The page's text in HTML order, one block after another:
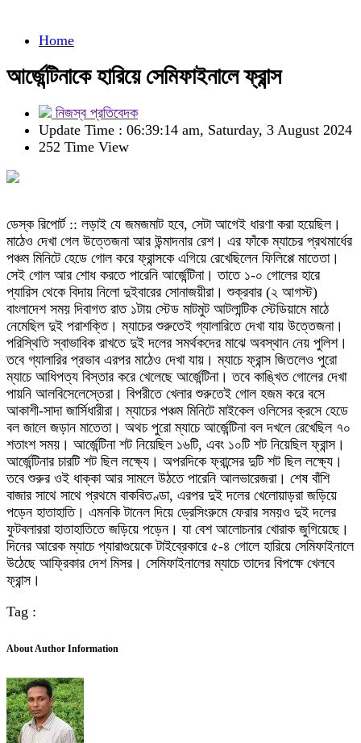
Home
আর্জেন্টিনাকে হারিয়ে সেমিফাইনালে ফ্রান্স
নিজস্ব প্রতিবেদক
Update Time : 06:39:14 am, Saturday, 3 August 2024
252 Time View
ডেস্ক রিপোর্ট :: লড়াই যে জমজমাট হবে, সেটা আগেই ধারণা করা হয়েছিল।
মাঠেও দেখা গেল উত্তেজনা আর উন্মাদনার রেশ। এর ফাঁকে ম্যাচের প্রথমার্ধের
পঞ্চম মিনিটে হেডে গোল করে ফ্রান্সকে এগিয়ে রেখেছিলেন ফিলিপ্পে মাতেতা।
সেই গোল আর শোধ করতে পারেনি আর্জেন্টিনা। তাতে ১-০ গোলের হারে
প্যারিস থেকে বিদায় নিলো দুইবারের সোনাজয়ীরা। শুক্রবার (২ আগস্ট)
বাংলাদেশ সময় দিবাগত রাত ১টায় স্টেড মাটমুট আটলান্টিক স্টেডিয়ামে মাঠে
নেমেছিল দুই পরাশক্তি। ম্যাচের শুরুতেই গ্যালারিতে দেখা যায় উত্তেজনা।
পরিস্থিতি স্বাভাবিক রাখতে দুই দলের সমর্থকদের মাঝে অবস্থান নেয় পুলিশ।
তবে গ্যালারির প্রভাব এরপর মাঠেও দেখা যায়। ম্যাচে ফ্রান্স জিতলেও পুরো
ম্যাচে আধিপত্য বিস্তার করে খেলেছে আর্জেন্টিনা। তবে কাঙ্খিত গোলের দেখা
পায়নি আলবিসেলেস্তেরা। বিপরীতে খেলার শুরুতেই গোল হজম করে বসে
আকাশী-সাদা জার্সিধারীরা। ম্যাচের পঞ্চম মিনিটে মাইকেল ওলিসের ক্রসে হেডে
বল জালে জড়ান মাতেতা। অথচ পুরো ম্যাচে আর্জেন্টিনা বল দখলে রেখেছিল ৭০
শতাংশ সময়। আর্জেন্টিনা শট নিয়েছিল ১৬টি, এবং ১০টি শট নিয়েছিল ফ্রান্স।
আর্জেন্টিনার চারটি শট ছিল লক্ষ্যে। অপরদিকে ফ্রান্সের দুটি শট ছিল লক্ষ্যে।
তবে শুরুর ওই ধাক্কা আর সামলে উঠতে পারেনি আলভারেজরা। শেষ বাঁশি
বাজার সাথে সাথে প্রথমে বাকবিতণ্ডা, এরপর দুই দলের খেলোয়াড়রা জড়িয়ে
পড়েন হাতাহাতি। এমনকি টানেল দিয়ে ড্রেসিংরুমে ফেরার সময়ও দুই দলের
ফুটবলাররা হাতাহাতিতে জড়িয়ে পড়েন। যা বেশ আলোচনার খোরাক জুগিয়েছে।
দিনের আরেক ম্যাচে প্যারাগুয়েকে টাইব্রেকারে ৫-৪ গোলে হারিয়ে সেমিফাইনালে
উঠেছে আফ্রিকার দেশ মিসর। সেমিফাইনালের ম্যাচে তাদের বিপক্ষে খেলবে
ফ্রান্স।
Tag :
About Author Information